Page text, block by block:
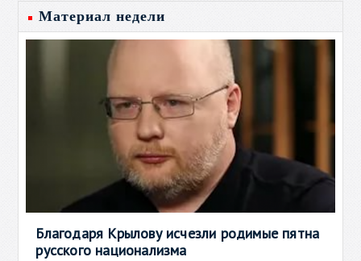
Материал недели
Благодаря Крылову исчезли родимые пятна
русского национализма